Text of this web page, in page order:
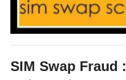
SIM Swap Fraud :